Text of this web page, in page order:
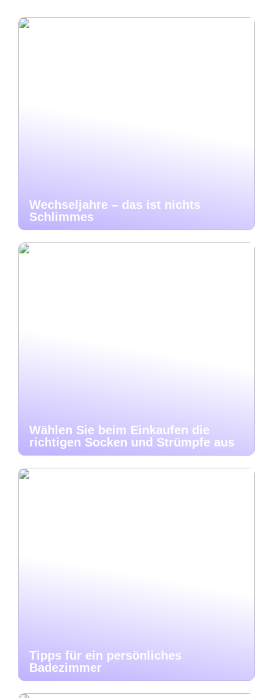
Wechseljahre – das ist nichts
Schlimmes
Wählen Sie beim Einkaufen die
richtigen Socken und Strümpfe aus
Tipps für ein persönliches
Badezimmer